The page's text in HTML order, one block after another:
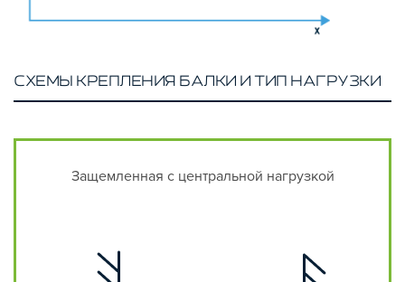
СХЕМЫ КРЕПЛЕНИЯ БАЛКИ И ТИП НАГРУЗКИ
Защемленная с центральной нагрузкой